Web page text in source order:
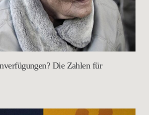
Die Zahlen für